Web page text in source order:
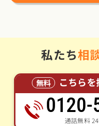
私たち相
無料 こちら
0120-
通話無料